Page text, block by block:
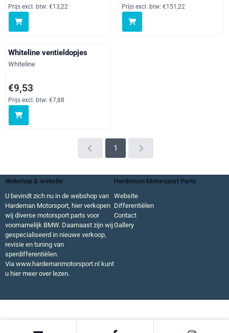
Prijs excl. btw: €13,22 Prijs excl. btw: €151,22
Whiteline ventieldopjes
Merk:
Whiteline
Prijs: 9,53, exclusief btw: 7,88
€9,53
Prijs excl. btw: €7,88
1
Webshop & website
Hardeman Motorsport Parts
U bevindt zich nu in de webshop van
Hardeman Motorsport, hier verkopen
wij diverse motorsport parts voor
voornamelijk BMW. Daarnaast zijn wij
gespecialiseerd in nieuwe verkoop,
revisie en tuning van
sperdifferentiëlen.
Via www.hardemanmotorsport.nl kunt
u hier meer over lezen.
Website
Differentiëlen
Contact
Gallery